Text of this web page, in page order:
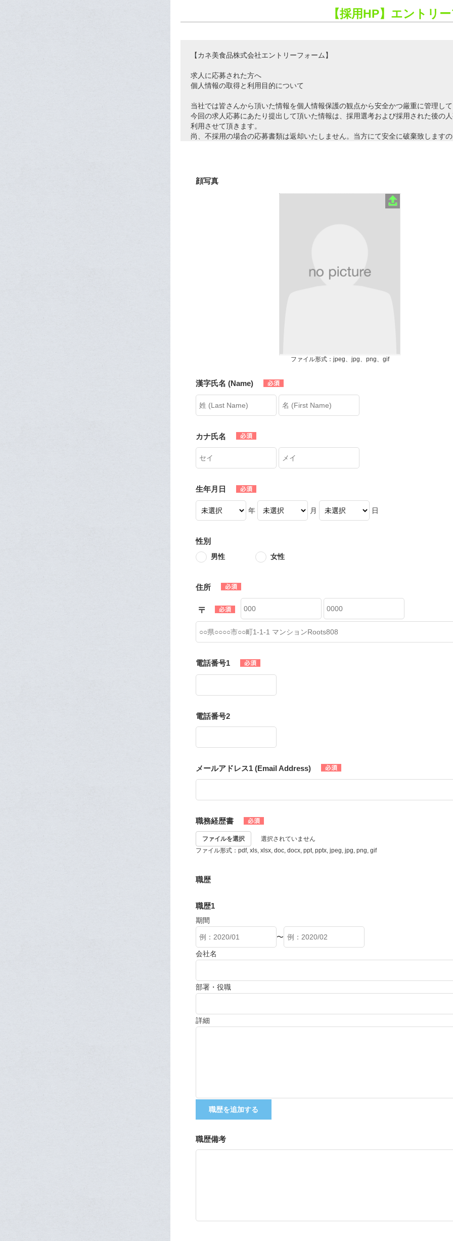
【採用HP】エントリ
【カネ美食品株式会社エントリーフォーム】
求人に応募された方へ
個人情報の取得と利用目的について
当社では皆さんから頂いた情報を個人情報保護の観点から安全かつ厳重に管理し
今回の求人応募にあたり提出して頂いた情報は、採用選考および採用された後の
利用させて頂きます。
尚、不採用の場合の応募書類は返却いたしません。当方にて安全に破棄致します
１．採用選考の資料とするため
２．採用された後の業務上の連絡、従業員名簿の作成、給与の決定及び支払、
法律上必要とされる諸手続、その他の雇用管理のため
顔写真
ファイル形式：jpeg、jpg、png、gif
漢字氏名 (Name)
カナ氏名
生年月日
年 月 日
性別
男性 女性
住所
電話番号1
電話番号2
メールアドレス1 (Email Address)
職務経歴書
ファイルを選択
選択されていません
ファイル形式：pdf, xls, xlsx, doc, docx, ppt, pptx, jpeg, jpg, png, gif
職歴
職歴1
期間
〜
会社名
部署・役職
詳細
職歴を追加する
職歴備考